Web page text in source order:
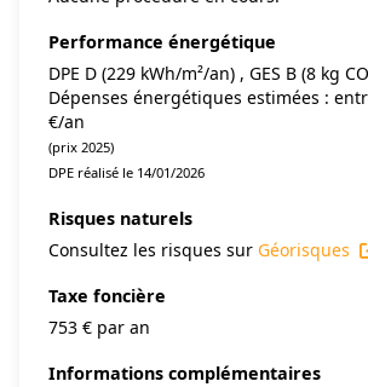
Performance énergétique
DPE D (229 kWh/m²/an) , GES B (8 kg
Dépenses énergétiques estimées :
€/an
(prix 2025)
DPE réalisé le 14/01/2026
Risques naturels
Consultez les risques sur Géorisques
Taxe foncière
753 € par an
Informations complémentaires